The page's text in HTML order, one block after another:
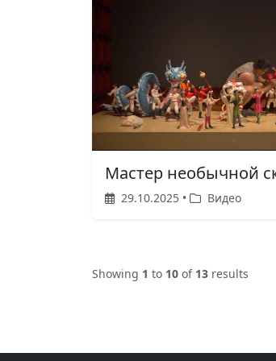
Мастер необычной
29.10.2025 • Видео
Showing 1 to 10 of 13 results